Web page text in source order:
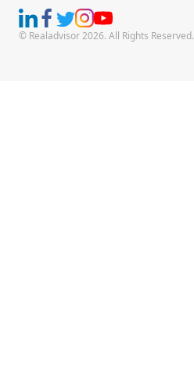
© Realadvisor 2026. All Rights Reserved.